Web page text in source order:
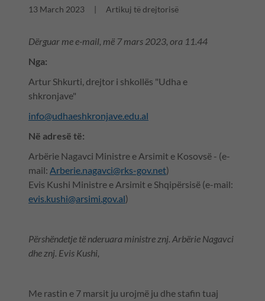
13 March 2023 Artikuj të drejtorisë
Dërguar me e-mail, më 7 mars 2023, ora 11.44
Nga:
Artur Shkurti, drejtor i shkollës "Udha e
shkronjave"
info@udhaeshkronjave.edu.al
Në adresë të:
Arbërie Nagavci Ministre e Arsimit e Kosovsë - (e-
mail: Arberie.nagavci@rks-gov.net)
Evis Kushi Ministre e Arsimit e Shqipërsisë (e-mail:
evis.kushi@arsimi.gov.al)
Përshëndetje të nderuara ministre znj. Arbërie Nagavci
dhe znj. Evis Kushi,
Me rastin e 7 marsit ju urojmë ju dhe stafin tuaj